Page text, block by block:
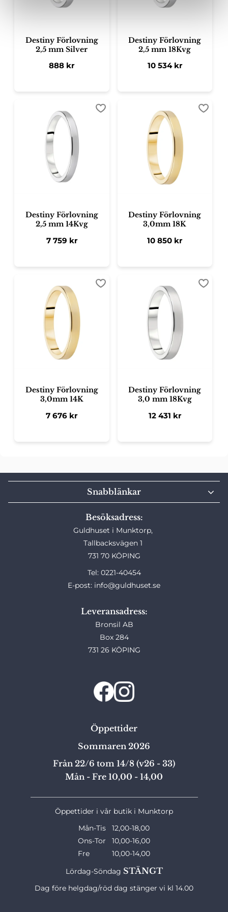
Destiny Förlovning
2,5 mm Silver
888 kr
Destiny Förlovning
2,5 mm 18Kvg
10 534kr
Destiny Förlovning
2,5 mm 14Kvg
7 759 kr
Lägg till i favoriter
Destiny Förlovning
3,0mm 18K
10 850 kr
Lägg
Destiny Förlovning
3,0mm 14K
7 676 kr
Lägg till i favoriter
Destiny Förlovning
3,0 mm 18Kvg
12 431 kr
Lägg
Besöksadress:
Guldhuset i Munktorp,
Tallbacksvägen 1
731 70 KÖPING
Tel: 0221-40454
E-post: info@guldhuset.se
Leveransadress:
Bronsil AB
Box 284
731 26 KÖPING
Snabblänkar
Öppettider
Sommaren 2026
Från 22/6 tom 14/8 (v26 - 33)
Mån - Fre 10,00 - 14,00
Öppettider i vår butik i Munktorp
Mån-Tis 12,00-18,00
Ons-Tor 10,00-16,00
Fre 10,00-14,00
Lördag-Söndag STÄNGT
Dag före helgdag/röd dag stänger vi kl 14.00